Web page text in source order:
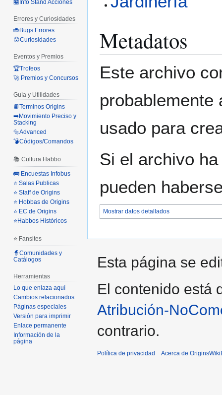
Metadatos
Este archivo
probablemente
usado para
Si el archivo
pueden
Mostrar datos detallados
🏪Info Stand Acciones
Errores y Curiosidades
🐞Bugs Errores
😮Curiosidades
Eventos y Premios
🏆Trofeos
🚀 Premios y Concursos
Guía y Utilidades
📙Terminos Origins
➡️Movimiento Preciso y
Stacking
🔩Advanced
💣Códigos/Comandos
📚 Cultura Habbo
🚌 Encuestas Infobus
⭐ Salas Publicas
⭐ Staff de Origins
⭐ Hobbas de Origins
⭐ EC de Origins
⭐Habbos Históricos
⭐ Fansites
🧙Comunidades y
Catálogos
Herramientas
Lo que enlaza aquí
Cambios relacionados
Páginas especiales
Versión para imprimir
Enlace permanente
Información de la
página
Esta página se
El contenido está
Atribución-
contrario.
Política de privacidad Acerca de